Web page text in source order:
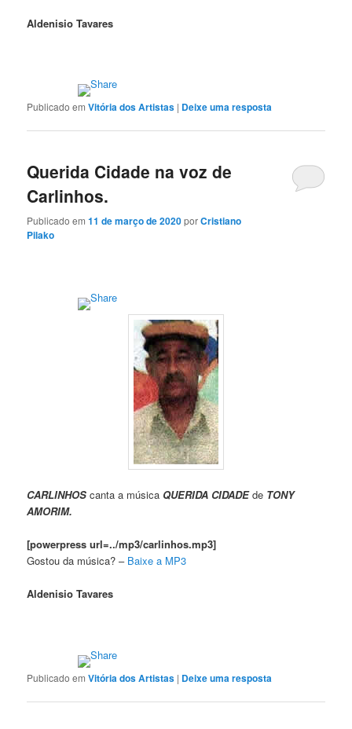
Aldenisio Tavares
Publicado em Vitória dos Artistas | Deixe uma resposta
Querida Cidade na voz de
Carlinhos.
Publicado em11 de março de 2020porCristiano
Pilako
CARLINHOScanta a música QUERIDA CIDADEde TONY
AMORIM.
[powerpress url=../mp3/carlinhos.mp3]
Gostou da música? – Baixe a MP3
Aldenisio Tavares
Publicado em Vitória dos Artistas | Deixe uma resposta